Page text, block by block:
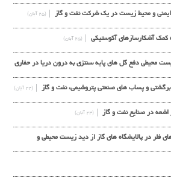
و محيط زيست در يك شركت نفت و گاز (۲۵ آبان)
كمك آشكارسازهاي آكوستيكي (۲۵ آبان)
محیطی دفع گل های پایه سنتزی به درون دریا در حفاری
و پساب های صنعتی پتروشیمی، نفت و گاز (۲۴ آبان)
اشعه در صنایع نفت و گاز (۲۴ آبان)
فلر در پالایشگاه های گاز از دید زیست محیطی و